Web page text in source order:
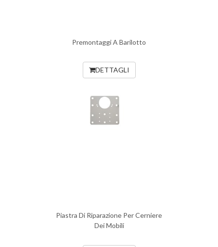
Premontaggi A Barilotto
DETTAGLI
Piastra Di Riparazione Per Cerniere
Dei Mobili